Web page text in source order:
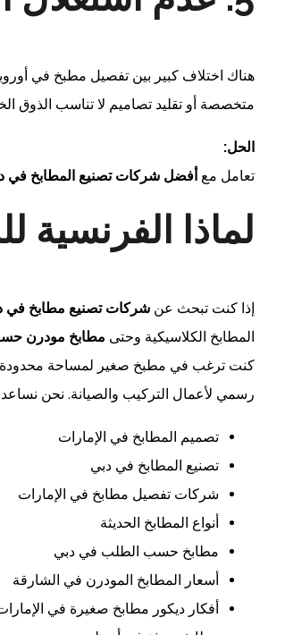
هناك اختلاف كبير بين تفصيل مطبخ في
متخصصة أو تقليد تصاميم لا تناسب الذوق
الحل:
تعامل مع أفضل شركات تصنيع المطابخ في
لماذا الفرنسية
إذا كنت تبحث عن شركات تصنيع مطابخ في
المطابخ الكلاسيكية وحتى مطابخ مودرن
كنت ترغب في مطبخ صغير لمساحة محدودة
رسمي لأعمال التركيب والصيانة. نحن
تصميم المطابخ في الإمارات
تصنيع المطابخ في دبي
شركات تفصيل مطابخ في الإمارات
أنواع المطابخ الحديثة
مطابخ حسب الطلب في دبي
أسعار المطابخ المودرن في الشارقة
أفكار ديكور مطابخ صغيرة في